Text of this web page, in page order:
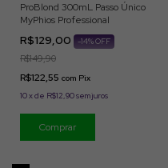
ProBlond 300mL Passo Único
MyPhios Professional
R$129,00 -14% OFF
R$149,90
R$122,55 com Pix
10xde R$12,90sem juros